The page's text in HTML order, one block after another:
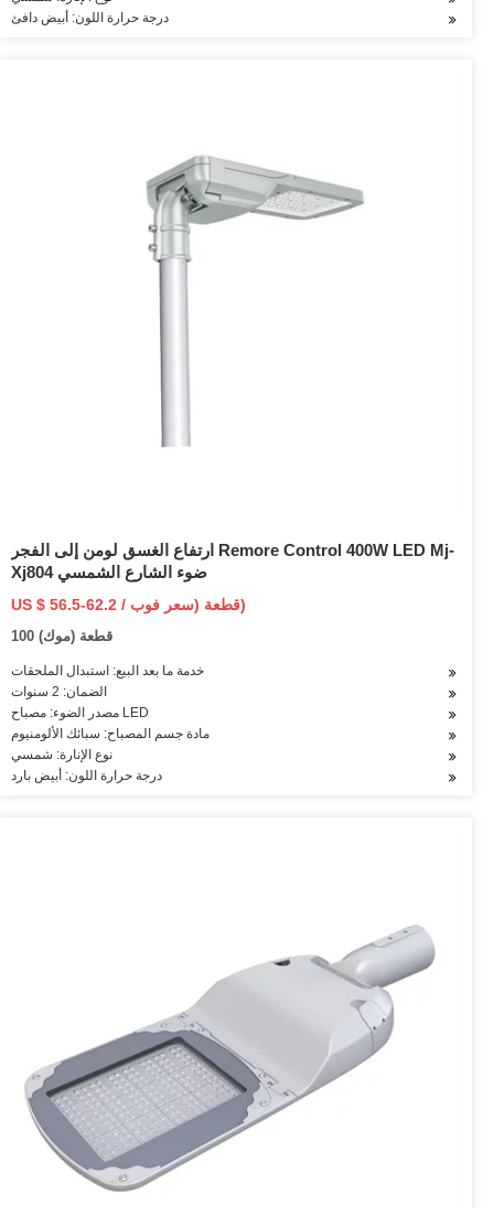
درجة حرارة اللون: أبيض دافئ
ارتفاع الغسق لومن إلى الفجر Remore Control 400W LED Mj-
Xj804 ضوء الشارع الشمسي
US $ 56.5-62.2 / قطعة (سعر فوب)
100 قطعة (موك)
خدمة ما بعد البيع: استبدال الملحقات
الضمان: 2 سنوات
مصدر الضوء: مصباح LED
مادة جسم المصباح: سبائك الألومنيوم
نوع الإنارة: شمسي
درجة حرارة اللون: أبيض بارد